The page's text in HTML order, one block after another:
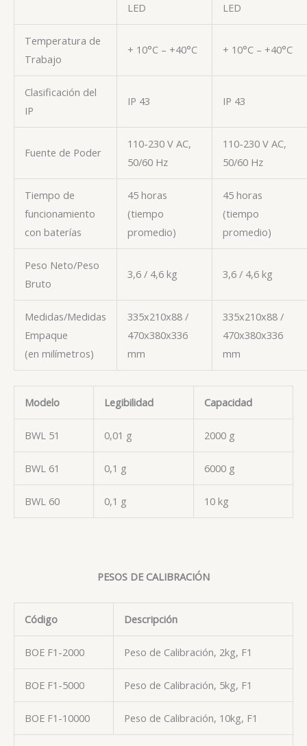
LED
LED
Temperatura de
Trabajo
+ 10°C – +40°C + 10°C – +40°C
Clasificación del
IP
IP 43 IP 43
Fuente de Poder
110-230 V AC,
50/60 Hz
110-230 V AC,
50/60 Hz
Tiempo de
funcionamiento
con baterías
45 horas
(tiempo
promedio)
45 horas
(tiempo
promedio)
Peso Neto/Peso
Bruto
3,6 / 4,6 kg 3,6 / 4,6 kg
Medidas/Medidas
Empaque
(en milímetros)
335x210x88 /
470x380x336
mm
335x210x88 /
470x380x336
mm
Modelo Legibilidad Capacidad
BWL 51 0,01 g 2000 g
BWL 61 0,1 g 6000 g
BWL 60 0,1 g 10 kg
PESOS DE CALIBRACIÓN
Código Descripción
BOE F1-2000 Peso de Calibración, 2kg, F1
BOE F1-5000 Peso de Calibración, 5kg, F1
BOE F1-10000 Peso de Calibración, 10kg, F1